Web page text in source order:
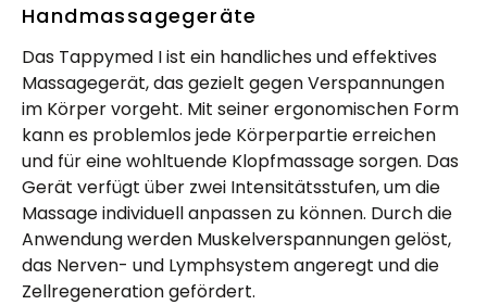
Handmassagegeräte
Das Tappymed I ist ein handliches und effektives
Massagegerät, das gezielt gegen Verspannungen
im Körper vorgeht. Mit seiner ergonomischen Form
kann es problemlos jede Körperpartie erreichen
und für eine wohltuende Klopfmassage sorgen. Das
Gerät verfügt über zwei Intensitätsstufen, um die
Massage individuell anpassen zu können. Durch die
Anwendung werden Muskelverspannungen gelöst,
das Nerven- und Lymphsystem angeregt und die
Zellregeneration gefördert.